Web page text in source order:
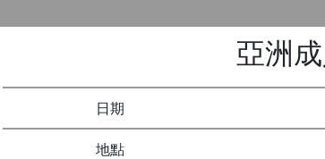
亞洲
日期
地點